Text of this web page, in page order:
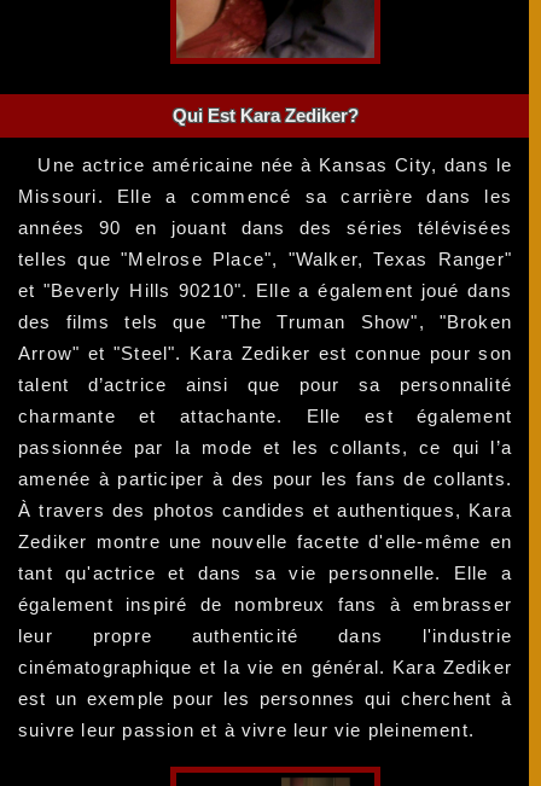
Qui Est Kara Zediker?
Une actrice américaine née à Kansas City, dans le
Missouri. Elle a commencé sa carrière dans les
années 90 en jouant dans des séries télévisées
telles que "Melrose Place", "Walker, Texas Ranger"
et "Beverly Hills 90210". Elle a également joué dans
des films tels que "The Truman Show", "Broken
Arrow" et "Steel". Kara Zediker est connue pour son
talent d’actrice ainsi que pour sa personnalité
charmante et attachante. Elle est également
passionnée par la mode et les collants, ce qui l’a
amenée à participer à des pour les fans de collants.
À travers des photos candides et authentiques, Kara
Zediker montre une nouvelle facette d'elle-même en
tant qu'actrice et dans sa vie personnelle. Elle a
également inspiré de nombreux fans à embrasser
leur propre authenticité dans l'industrie
cinématographique et la vie en général. Kara Zediker
est un exemple pour les personnes qui cherchent à
suivre leur passion et à vivre leur vie pleinement.